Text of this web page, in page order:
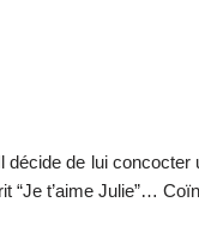
de lui
“Je t’aime Julie”…